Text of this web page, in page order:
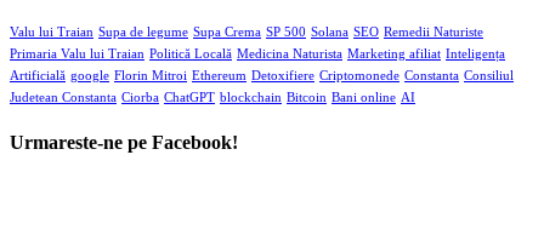
Valu lui Traian Supa de legume Supa Crema SP 500 Solana SEO Remedii Naturiste
Primaria Valu lui Traian Politică Locală Medicina Naturista Marketing afiliat Inteligența
Artificială google Florin Mitroi Ethereum Detoxifiere Criptomonede Constanta Consiliul
Judetean Constanta Ciorba ChatGPT blockchain Bitcoin Bani online AI
Urmareste-ne pe Facebook!